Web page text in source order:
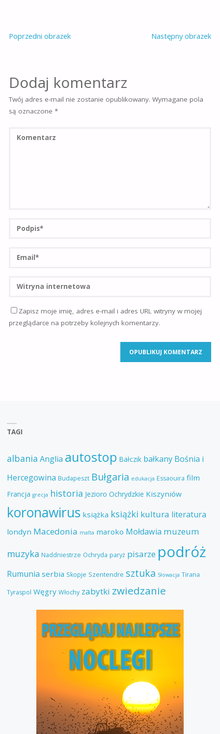
Poprzedni obrazek Następny obrazek
Dodaj komentarz
Twój adres e-mail nie zostanie opublikowany. Wymagane pola
są oznaczone *
Zapisz moje imię, adres e-mail i adres URL witryny w mojej
przeglądarce na potrzeby kolejnych komentarzy.
TAGI
albania Anglia autostop Bałczik bałkany Bośnia i
Hercegowina Budapeszt Bułgaria edukacja Essaouira film
Francja grecja historia Jezioro Ochrydzkie Kiszyniów
koronawirus książka książki kultura literatura
londyn Macedonia malta maroko Mołdawia muzeum
muzyka Naddniestrze Ochryda paryż pisarze podróż
Rumunia serbia Skopje Szentendre sztuka Słowacja Tirana
Tyraspol Węgry Włochy zabytki zwiedzanie